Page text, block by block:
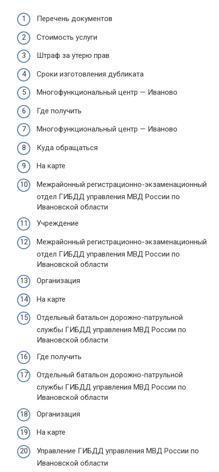
Перечень документов
Стоимость услуги
Штраф за утерю прав
Сроки изготовления дубликата
Многофункциональный центр — Иваново
Где получить
Многофункциональный центр — Иваново
Куда обращаться
На карте
Межрайонный регистрационно-экзаменационный
отдел ГИБДД управления МВД России по
Ивановской области
Учреждение
Межрайонный регистрационно-экзаменационный
отдел ГИБДД управления МВД России по
Ивановской области
Организация
На карте
Отдельный батальон дорожно-патрульной
службы ГИБДД управления МВД России по
Ивановской области
Где получить
Отдельный батальон дорожно-патрульной
службы ГИБДД управления МВД России по
Ивановской области
Организация
На карте
Управление ГИБДД управления МВД России по
Ивановской области